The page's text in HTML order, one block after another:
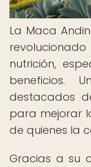
La Maca
nutrición,
beneficios.
destacados
para mejorar
de quienes la
Gracias a su